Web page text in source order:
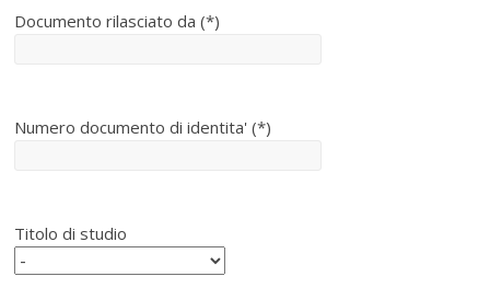
Documento rilasciato da (*)
Numero documento di identita' (*)
Titolo di studio